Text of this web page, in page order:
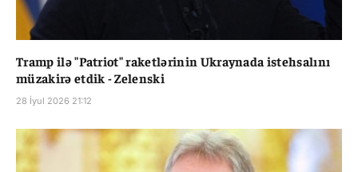
Tramp ilə "Patriot" raketlərinin Ukraynada istehsalını
müzakirə etdik - Zelenski
28 İyul 2026 21:12